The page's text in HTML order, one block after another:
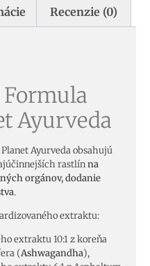
Recenzie (0)
Ayurveda
Ayurveda obsahujú
rastlínna
orgánov, dodanie
.
extraktu:
extraktu 10:1 z koreňa
(Ashwagandha),